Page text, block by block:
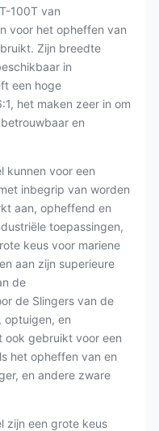
100T van
voor het opheffen van
Zijn breedte
in
een hoge
het maken zeer in om
en
kunnen voor een
inbegrip van worden
aan, opheffend en
toepassingen,
keus voor mariene
aan zijn superieure
de
de Slingers van de
optuigen, en
ook gebruikt voor een
het opheffen van en
en andere zware
zijn een grote keus